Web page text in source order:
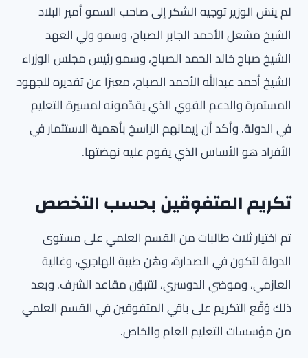
لم ينسَ الوزير توجيه الشكر إلى صاحب السمو أمير البلاد
الشيخ مشعل الأحمد الجابر الصباح، وسمو ولي العهد
الشيخ صباح خالد الحمد الصباح، وسمو رئيس مجلس الوزراء
الشيخ أحمد عبدالله الأحمد الصباح، معبرًا عن تقديره للجهود
المستمرة والدعم القوي الذي يقدّمونه لمسيرة التعليم
في الدولة. وأكد أن إيمانهم الراسخ بأهمية الاستثمار في
الأفراد هو الأساس الذي يقوم عليه نهضتها.
تكريم المتفوقين بحسب التخصص
تم اختيار ثلاث طالبات من القسم العلمي على مستوى
الدولة لتكون في الصدارة، وهُن طيبة الهاجري، وغالية
العازمي، وموضي الدوسري، لتتبوّن مقاعد الشرف. وبعد
ذلك وُقّع التكريم على باقي المتفوقين في القسم العلمي
من مؤسسات التعليم العام والخاص.